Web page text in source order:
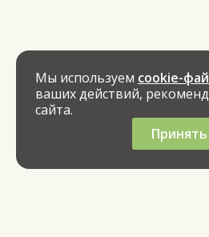
Мы используем cookie-
ваших действий,
сайта.
Принять